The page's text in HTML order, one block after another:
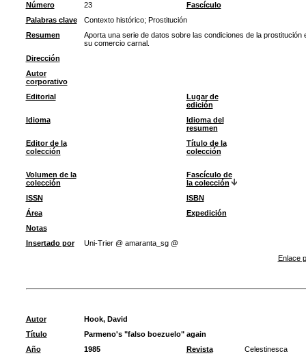
Número
23
Fascículo
Palabras clave
Contexto histórico; Prostitución
Resumen
Aporta una serie de datos sobre las condiciones de la
su comercio carnal.
Dirección
Autor
corporativo
Editorial
Lugar de
edición
Idioma
Idioma del
resumen
Editor de la
colección
Título de la
colección
Volumen de la
colección
Fascículo de
la colección
ISSN
ISBN
Área
Expedición
Notas
Insertado por
Uni-Trier @ amaranta_sg @
Enlace
Autor
Hook, David
Título
Parmeno's "falso boezuelo" again
Año
1985 Revista Celestinesca